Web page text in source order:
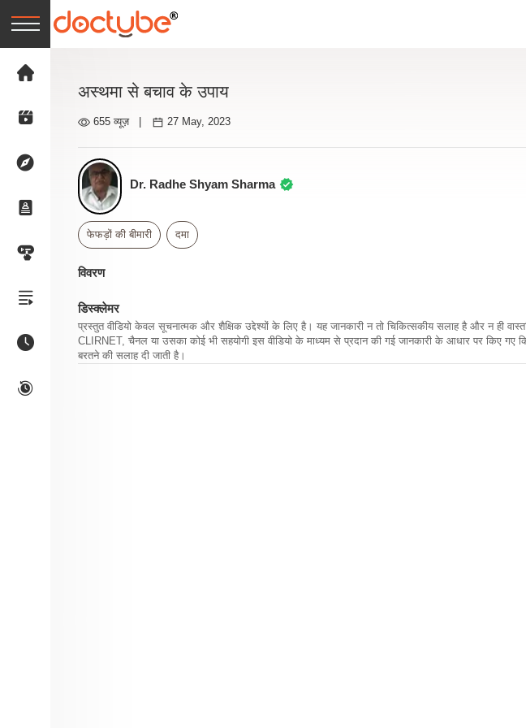
अस्थमा से बचाव के उपाय
655 व्यूज़ 27 May, 2023
Dr. Radhe Shyam Sharma
फेफड़ों की बीमारी दमा
विवरण
डिस्क्लेमर
प्रस्तुत वीडियो केवल सूचनात्मक और शैक्षिक उद्देश्यों के लिए है। यह जानकारी न तो चिकित्सकीय सलाह है और न ही
CLIRNET, चैनल या उसका कोई भी सहयोगी इस वीडियो के माध्यम से प्रदान की गई जानकारी के आधार पर किए गए किसी
बरतने की सलाह दी जाती है।